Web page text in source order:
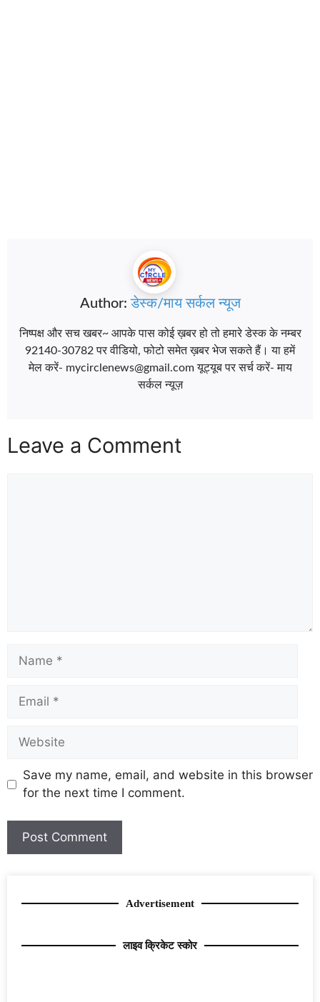
Author:डेस्क/माय सर्कल न्यूज
निष्पक्ष और सच खबर~ आपके पास कोई ख़बर हो तो हमारे डेस्क के नम्बर
92140-30782 पर वीडियो, फोटो समेत ख़बर भेज सकते हैं। या हमें
मेल करें- mycirclenews@gmail.com यूट्यूब पर सर्च करें- माय
सर्कल न्यूज़
Leave a Comment
Save my name, email, and website in this browser
for the next time I comment.
Advertisement
लाइव क्रिकेट स्कोर